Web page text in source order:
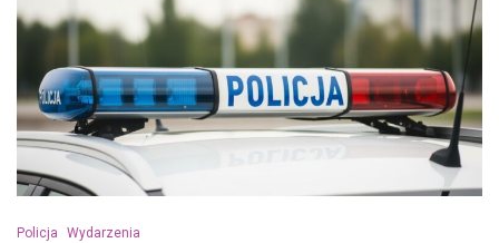
Policja Wydarzenia